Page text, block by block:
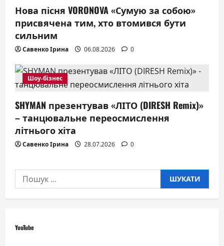
Нова пісня VORONOVA «Сумую за собою»
присвячена тим, хто втомився бути
сильним
Савенко Ірина 06.08.2026 0
Шоу-бізнес
SHYMAN презентував «ЛІТО (DIRESH Remix)»
– танцювальне переосмислення
літнього хіта
Савенко Ірина 28.07.2026 0
Пошук:
YouTube